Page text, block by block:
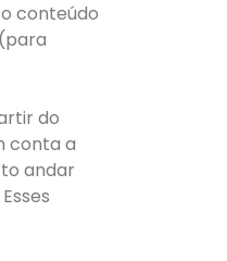
conteúdo
do
conta a
andar